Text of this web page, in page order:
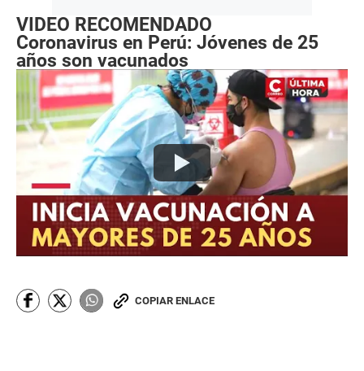
VIDEO RECOMENDADO
Coronavirus en Perú: Jóvenes de 25
años son vacunados
COPIAR ENLACE